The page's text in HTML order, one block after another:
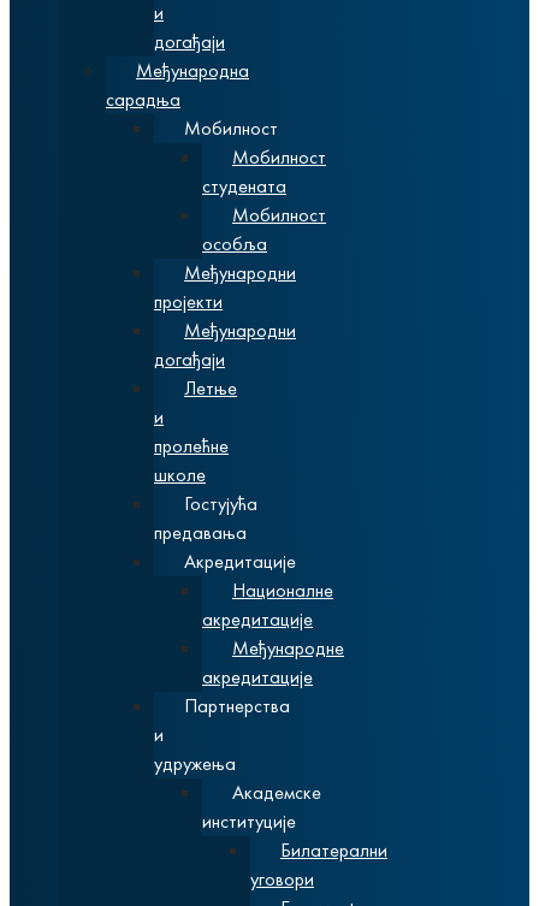
и
догађаји
Међународна
сарадња
Мобилност
Мобилност
студената
Мобилност
особља
Међународни
пројекти
Међународни
догађаји
Летње
и
пролећне
школе
Гостујућа
предавања
Акредитације
Националне
акредитације
Међународне
акредитације
Партнерства
и
удружења
Академске
институције
Билатерални
уговори